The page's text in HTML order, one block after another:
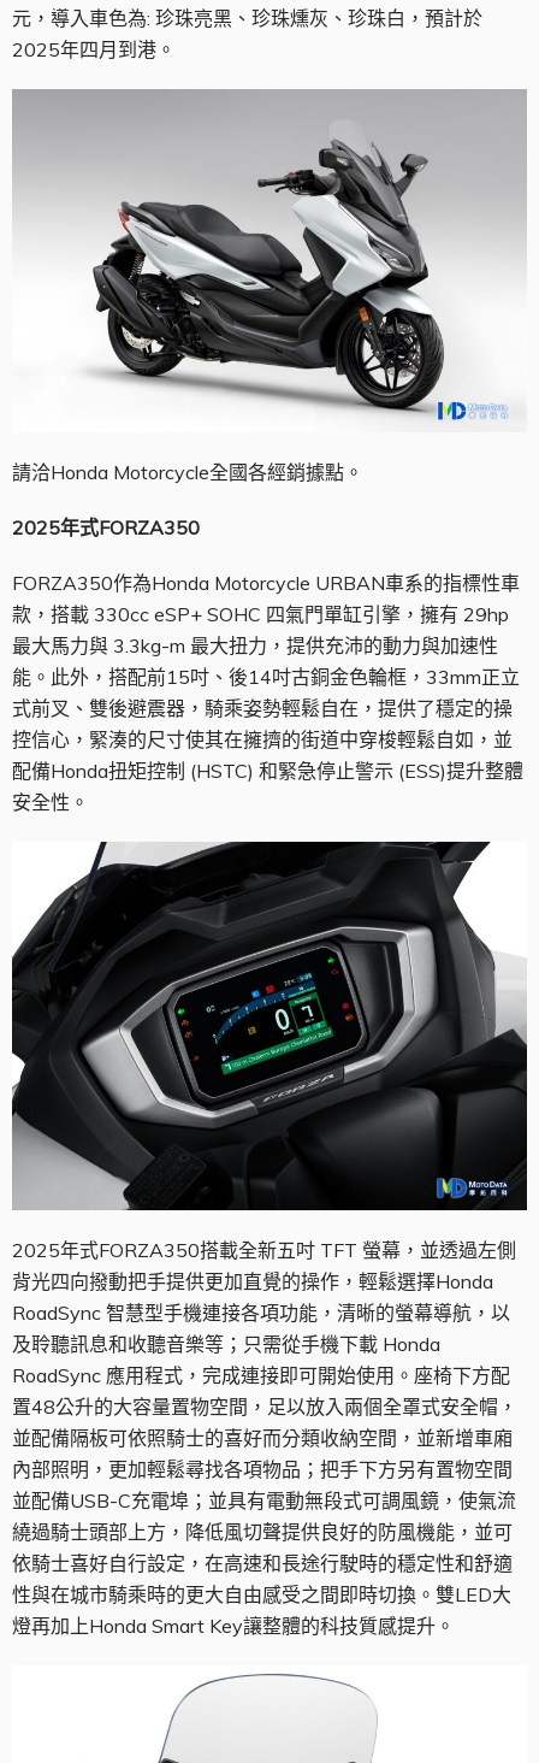
元，導入車色為: 珍珠亮黑、珍珠燻灰、珍珠白，預計於
2025年四月到港。
請洽Honda Motorcycle全國各經銷據點。
2025年式FORZA350
FORZA350作為Honda Motorcycle URBAN車系的指標性車
款，搭載 330cc eSP+ SOHC 四氣門單缸引擎，擁有 29hp
最大馬力與 3.3kg-m 最大扭力，提供充沛的動力與加速性
能。此外，搭配前15吋、後14吋古銅金色輪框，33mm正立
式前叉、雙後避震器，騎乘姿勢輕鬆自在，提供了穩定的操
控信心，緊湊的尺寸使其在擁擠的街道中穿梭輕鬆自如，並
配備Honda扭矩控制 (HSTC) 和緊急停止警示 (ESS)提升整體
安全性。
2025年式FORZA350搭載全新五吋 TFT 螢幕，並透過左側
背光四向撥動把手提供更加直覺的操作，輕鬆選擇Honda
RoadSync 智慧型手機連接各項功能，清晰的螢幕導航，以
及聆聽訊息和收聽音樂等；只需從手機下載 Honda
RoadSync 應用程式，完成連接即可開始使用。座椅下方配
置48公升的大容量置物空間，足以放入兩個全罩式安全帽，
並配備隔板可依照騎士的喜好而分類收納空間，並新增車廂
內部照明，更加輕鬆尋找各項物品；把手下方另有置物空間
並配備USB-C充電埠；並具有電動無段式可調風鏡，使氣流
繞過騎士頭部上方，降低風切聲提供良好的防風機能，並可
依騎士喜好自行設定，在高速和長途行駛時的穩定性和舒適
性與在城市騎乘時的更大自由感受之間即時切換。雙LED大
燈再加上Honda Smart Key讓整體的科技質感提升。